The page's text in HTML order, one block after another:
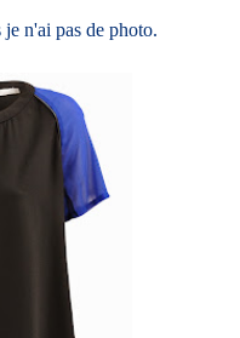
n'ai pas de photo.